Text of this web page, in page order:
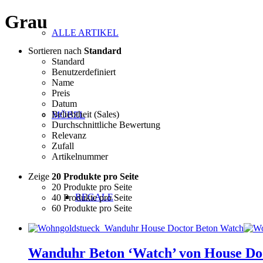
ALLE ARTIKEL
MÖBEL
REGALE
Grau
Sortieren nach Standard
Standard
Benutzerdefiniert
Name
Preis
Datum
Beliebtheit (Sales)
Durchschnittliche Bewertung
Relevanz
Zufall
Artikelnummer
Zeige 20 Produkte pro Seite
20 Produkte pro Seite
40 Produkte pro Seite
60 Produkte pro Seite
Wanduhr Beton ‘Watch’ von House